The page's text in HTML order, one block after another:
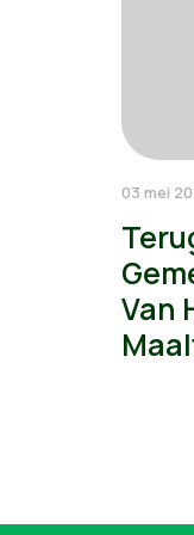
03 mei
Van